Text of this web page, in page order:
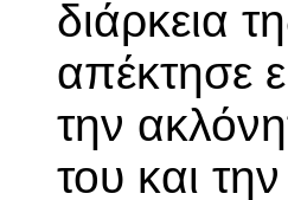
διάρκεια
απέκτησε
την
του και την